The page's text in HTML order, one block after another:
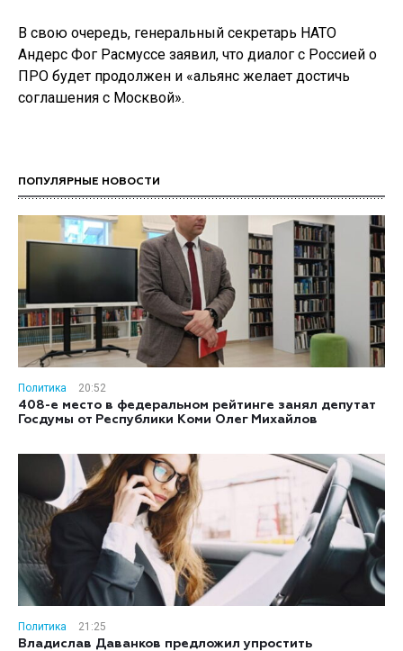
В свою очередь, генеральный секретарь НАТО
Андерс Фог Расмуссе заявил, что диалог с Россией о
ПРО будет продолжен и «альянс желает достичь
соглашения с Москвой».
ПОПУЛЯРНЫЕ НОВОСТИ
Политика
20:52
408-е место в федеральном рейтинге занял депутат
Госдумы от Республики Коми Олег Михайлов
Политика
21:25
Владислав Даванков предложил упростить